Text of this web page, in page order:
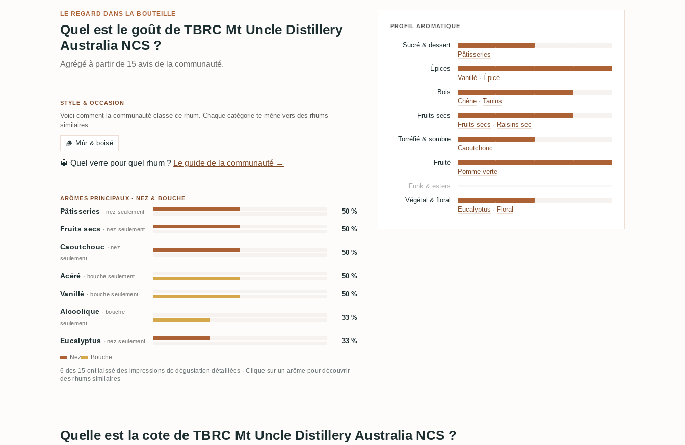
LE REGARD DANS LA BOUTEILLE
Quel est le goût de TBRC Mt Uncle Distillery
Australia NCS ?
Agrégé à partir de 15 avis de la communauté.
STYLE & OCCASION
Voici comment la communauté classe ce rhum. Chaque catégorie te mène vers des rhums
similaires.
🪵 Mûr & boisé
🥃 Quel verre pour quel rhum ? Le guide de la communauté →
ARÔMES PRINCIPAUX · NEZ & BOUCHE
Pâtisseries · nez seulement 50 %
Fruits secs · nez seulement 50 %
Caoutchouc · nez
seulement
50 %
Acéré · bouche seulement 50 %
Vanillé · bouche seulement 50 %
Alcoolique · bouche
seulement
33 %
Eucalyptus · nez seulement 33 %
Nez Bouche
6 des 15 ont laissé des impressions de dégustation détaillées · Clique sur un arôme pour découvrir
des rhums similaires
PROFIL AROMATIQUE
Sucré & dessert
Pâtisseries
Épices
Vanillé· Épicé
Bois
Chêne· Tanins
Fruits secs
Fruits secs · Raisins sec
Torréfié & sombre
Caoutchouc
Fruité
Pomme verte
Funk & esters
Végétal & floral
Eucalyptus · Floral
Quelle est la cote de TBRC Mt Uncle Distillery Australia NCS ?